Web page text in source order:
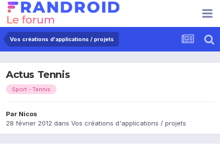
Vos créations d'applications / projets
Actus Tennis
Sport - Tennis
Par Nicos
28 février 2012 dans Vos créations d'applications / projets